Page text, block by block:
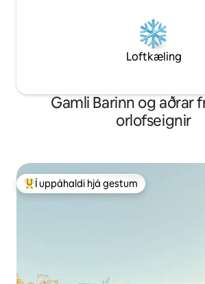
Loftkæling
Gamli Barinn og aðrar
orlofseignir
Í mestu uppáhaldi hjá gestum
Í uppáhaldi hjá gestum